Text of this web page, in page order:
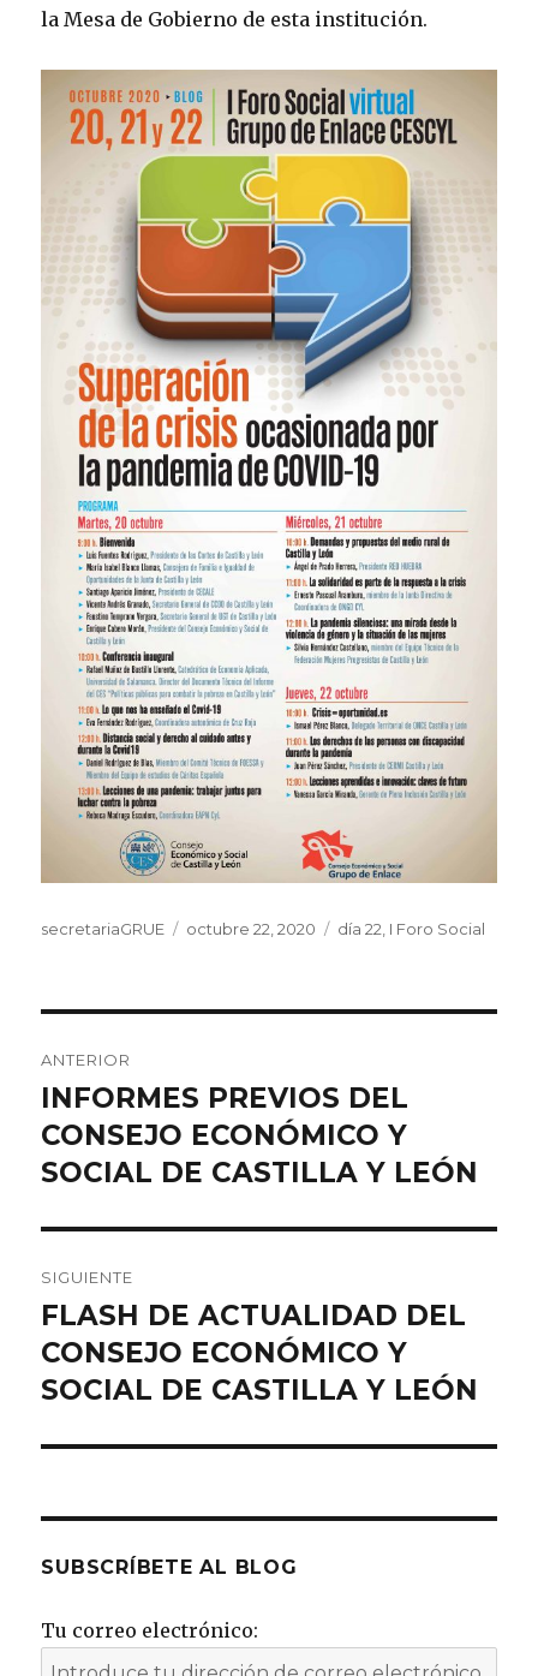
la Mesa de Gobierno de esta institución.
Autor
secretariaGRUE
Publicado
octubre 22, 2020 Categorías
día 22 I Foro Social
de
entradas
ANTERIOR
Entrada
anterior:
INFORMES PREVIOS DEL
CONSEJO ECONÓMICO Y
SOCIAL DE CASTILLA Y LEÓN
SIGUIENTE
Entrada
siguiente:
FLASH DE ACTUALIDAD DEL
CONSEJO ECONÓMICO Y
SOCIAL DE CASTILLA Y LEÓN
SUBSCRÍBETE AL BLOG
Tu correo electrónico: